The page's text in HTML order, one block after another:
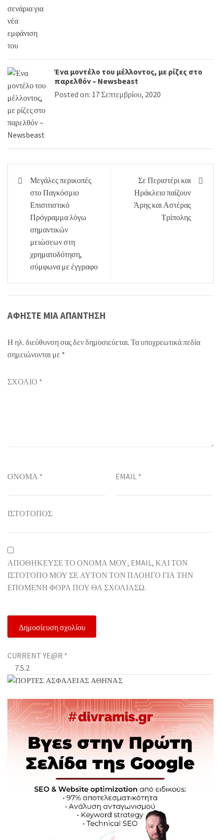
Ένα μοντέλο του μέλλοντος, με ρίζες στο
παρελθόν – Newsbeast
Posted on: 17 Σεπτεμβρίου, 2020
Πλοήγηση
άρθρων
Μεγάλες περικοπές
στο Παγκόσμιο
Επισιτιστικό
Πρόγραμμα λόγω
σημαντικών
μειώσεων στη
χρηματοδότηση,
σύμφωνα με έγγραφο
Σε Περιστέρι και
Ηράκλειο παίζουν
Άρης και Αστέρας
Τρίπολης
ΑΦΉΣΤΕ ΜΙΑ ΑΠΆΝΤΗΣΗ
Η ηλ. διεύθυνση σας δεν δημοσιεύεται. Τα υποχρεωτικά πεδία
σημειώνονται με *
ΣΧΌΛΙΟ *
ΌΝΟΜΑ * EMAIL *
ΙΣΤΌΤΟΠΟΣ
ΑΠΟΘΉΚΕΥΣΕ ΤΟ ΌΝΟΜΆ ΜΟΥ, EMAIL, ΚΑΙ ΤΟΝ
ΙΣΤΌΤΟΠΟ ΜΟΥ ΣΕ ΑΥΤΌΝ ΤΟΝ ΠΛΟΗΓΌ ΓΙΑ ΤΗΝ
ΕΠΌΜΕΝΗ ΦΟΡΆ ΠΟΥ ΘΑ ΣΧΟΛΙΆΣΩ.
CURRENT YE@R *